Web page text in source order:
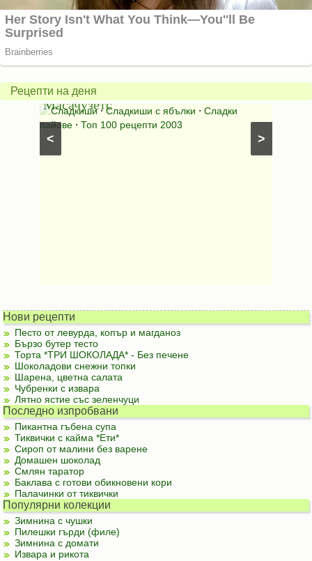
Рецепти на деня
>
<
Американски
ябълков
пай
от
Масачузетс
Сладкиши⋅Сладкиши с ябълки ⋅ Сладки
пайове ⋅ Топ 100 рецепти 2003
питка
на
мама
Нови рецепти
Песто от левурда, копър и магданоз
Бързо бутер тесто
Торта *ТРИ ШОКОЛАДА* - Без печене
Шоколадови снежни топки
Шарена, цветна салата
Чубренки с извара
Лятно ястие със зеленчуци
Последно изпробвани
Пикантна гъбена супа
Тиквички с кайма *Ети*
Сироп от малини без варене
Домашен шоколад
Смлян таратор
Баклава с готови обикновени кори
Палачинки от тиквички
Популярни колекции
Зимнина с чушки
Пилешки гърди (филе)
Зимнина с домати
Извара и рикота